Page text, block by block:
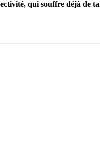
qui souffre déjà de